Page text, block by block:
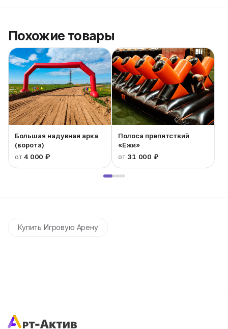
Похожие товары
Большая надувная арка
(ворота)
от4 000 ₽
Полоса препятствий
«Ежи»
от 31 000 ₽
Купить Игровую Арену